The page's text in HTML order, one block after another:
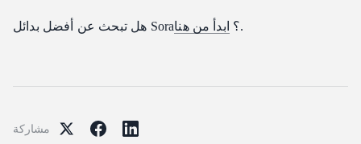
هل تبحث عن أفضل بدائل Sora؟ ابدأ من هنا .
مشاركة